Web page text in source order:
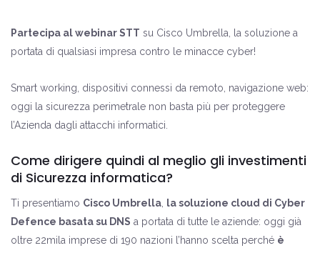
Partecipa al webinar STT su Cisco Umbrella, la soluzione a
portata di qualsiasi impresa contro le minacce cyber!
Smart working, dispositivi connessi da remoto, navigazione web:
oggi la sicurezza perimetrale non basta più per proteggere
l’Azienda dagli attacchi informatici.
Come dirigere quindi al meglio gli investimenti
di Sicurezza informatica?
Ti presentiamo Cisco Umbrella
la soluzione cloud di Cyber
Defence basata su DNS a portata di tutte le aziende: oggi già
oltre 22mila imprese di 190 nazioni l’hanno scelta perché è